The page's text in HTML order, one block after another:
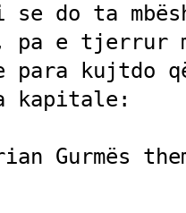
do ta
pa e tjerrur
kujtdo
kapitale:
Gurmës